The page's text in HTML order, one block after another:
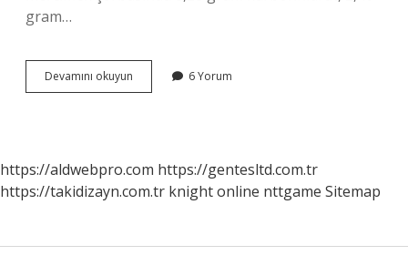
gram…
Devamını okuyun
Çorba
6 Yorum
https://aldwebpro.com https://gentesltd.com.tr
https://takidizayn.com.tr knight online nttgame Sitemap